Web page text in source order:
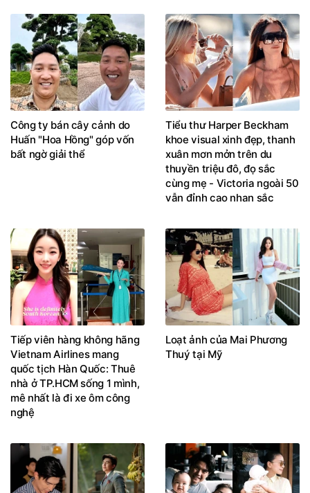
Công ty bán cây cảnh do
Huấn "Hoa Hồng" góp vốn
bất ngờ giải thể
Tiểu thư Harper Beckham
khoe visual xinh đẹp, thanh
xuân mơn mởn trên du
thuyền triệu đô, đọ sắc
cùng mẹ - Victoria ngoài 50
vẫn đỉnh cao nhan sắc
Tiếp viên hàng không hãng
Vietnam Airlines mang
quốc tịch Hàn Quốc: Thuê
nhà ở TP.HCM sống 1 mình,
mê nhất là đi xe ôm công
nghệ
Loạt ảnh của Mai Phương
Thuý tại Mỹ